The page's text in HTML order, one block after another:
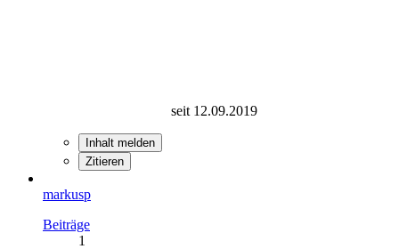
seit 12.09.2019
Inhalt melden
Zitieren
markusp
Beiträge
1